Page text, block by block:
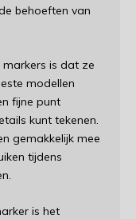
behoeften van
is dat ze
modellen
fijne punt
kunt tekenen.
gemakkelijk mee
tijdens
is het